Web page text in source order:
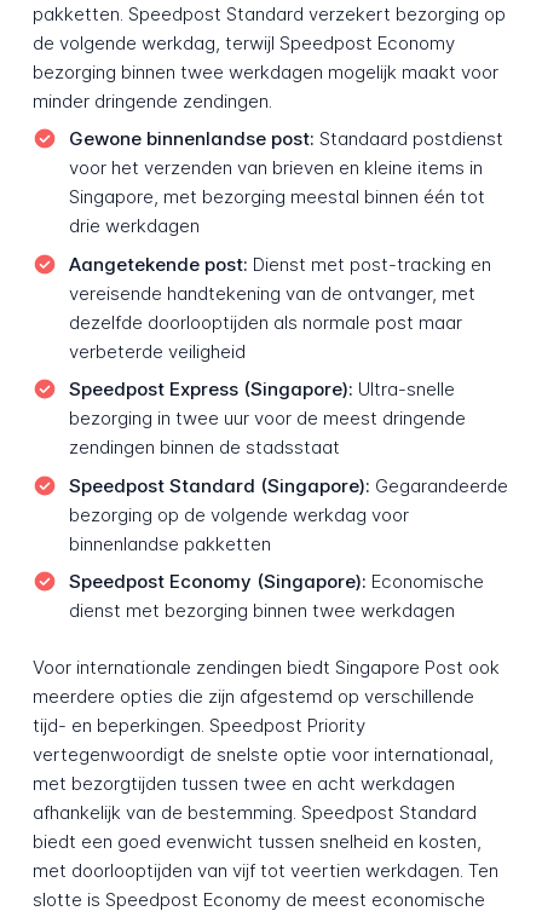
pakketten. Speedpost Standard verzekert bezorging op
de volgende werkdag, terwijl Speedpost Economy
bezorging binnen twee werkdagen mogelijk maakt voor
minder dringende zendingen.
Gewone binnenlandse post: Standaard postdienst
voor het verzenden van brieven en kleine items in
Singapore, met bezorging meestal binnen één tot
drie werkdagen
Aangetekende post: Dienst met post-tracking en
vereisende handtekening van de ontvanger, met
dezelfde doorlooptijden als normale post maar
verbeterde veiligheid
Speedpost Express (Singapore): Ultra-snelle
bezorging in twee uur voor de meest dringende
zendingen binnen de stadsstaat
Speedpost Standard (Singapore): Gegarandeerde
bezorging op de volgende werkdag voor
binnenlandse pakketten
Speedpost Economy (Singapore): Economische
dienst met bezorging binnen twee werkdagen
Voor internationale zendingen biedt Singapore Post ook
meerdere opties die zijn afgestemd op verschillende
tijd- en beperkingen. Speedpost Priority
vertegenwoordigt de snelste optie voor internationaal,
met bezorgtijden tussen twee en acht werkdagen
afhankelijk van de bestemming. Speedpost Standard
biedt een goed evenwicht tussen snelheid en kosten,
met doorlooptijden van vijf tot veertien werkdagen. Ten
slotte is Speedpost Economy de meest economische